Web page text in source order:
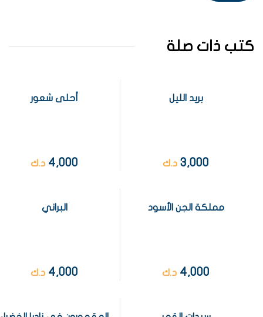
كتب ذات صلة
بريد الليل
3,000 د.ك
أحلى شعور
4,000 د.ك
مملكة الجن الأسود
4,000 د.ك
البراني
4,000 د.ك